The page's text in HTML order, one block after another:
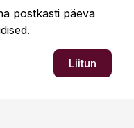
postkasti päeva
Liitun